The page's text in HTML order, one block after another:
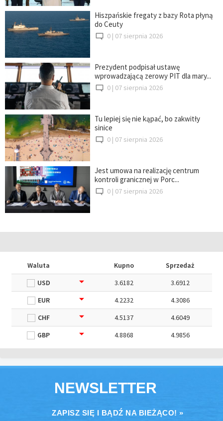
Hiszpańskie fregaty z bazy Rota płyną
do Ceuty
0 | 07 sierpnia 2026
Prezydent podpisał ustawę
wprowadzającą zerowy PIT dla mary...
0 | 07 sierpnia 2026
Tu lepiej się nie kąpać, bo zakwitły
sinice
0 | 07 sierpnia 2026
Jest umowa na realizację centrum
kontroli granicznej w Porc...
0 | 07 sierpnia 2026
Waluta Kupno
Sprzedaż
USD
3.6182
3.6912
EUR
4.2232
4.3086
CHF
4.5137
4.6049
GBP
4.8868 4.9856
NEWSLETTER
ZAPISZ SIĘ I BĄDŹ NA BIEŻĄCO! »